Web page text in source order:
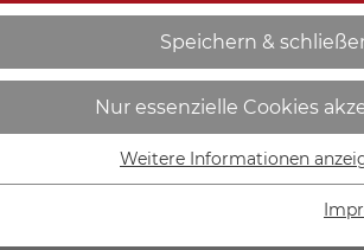
Speichern &
Nur essenzielle Cookies
Essenzielle Cookies werden für
Weitere Informationen